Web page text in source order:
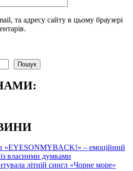
та адресу сайту в цьому браузері
Пошук
«EYESONMYBACK!» – емоційний
власними думками
літній сингл «Чорне море»